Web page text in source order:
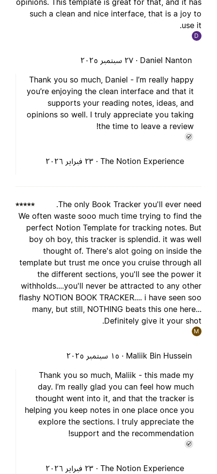
opinions. This template is great for that, and it
such a clean and nice interface, that is a joy
use
Daniel Nanton ·
٢٧ سبتمبر ٢٠٢٥
Thank you so much, Daniel - I’m really happy
you’re enjoying the clean interface and that it
supports your reading notes, ideas, and
opinions so well. I truly appreciate you taking
the time to leave a review!
The Notion Experience · ٢٣ فبراير ٢٠٢٦
The only Book Tracker you'll ever
We often waste sooo much time trying to find
perfect Notion Template for tracking notes.
boy oh boy, this tracker is splendid. it was
thought of. There's alot going on inside
template but trust me once you cruise through
the different sections, you'll see the power
withholds....you'll never be attracted to any
flashy NOTION BOOK TRACKER.... i have seen
many, but still, NOTHING beats this one
Definitely give it your
Maliik Bin Hussein ·
١٥ سبتمبر ٢٠٢٥
Thank you so much, Maliik - this made my
day. I’m really glad you can feel how much
thought went into it, and that the tracker is
helping you keep notes in one place once you
explore the sections. I truly appreciate the
support and the recommendation!
The Notion Experience · ٢٣ فبراير ٢٠٢٦